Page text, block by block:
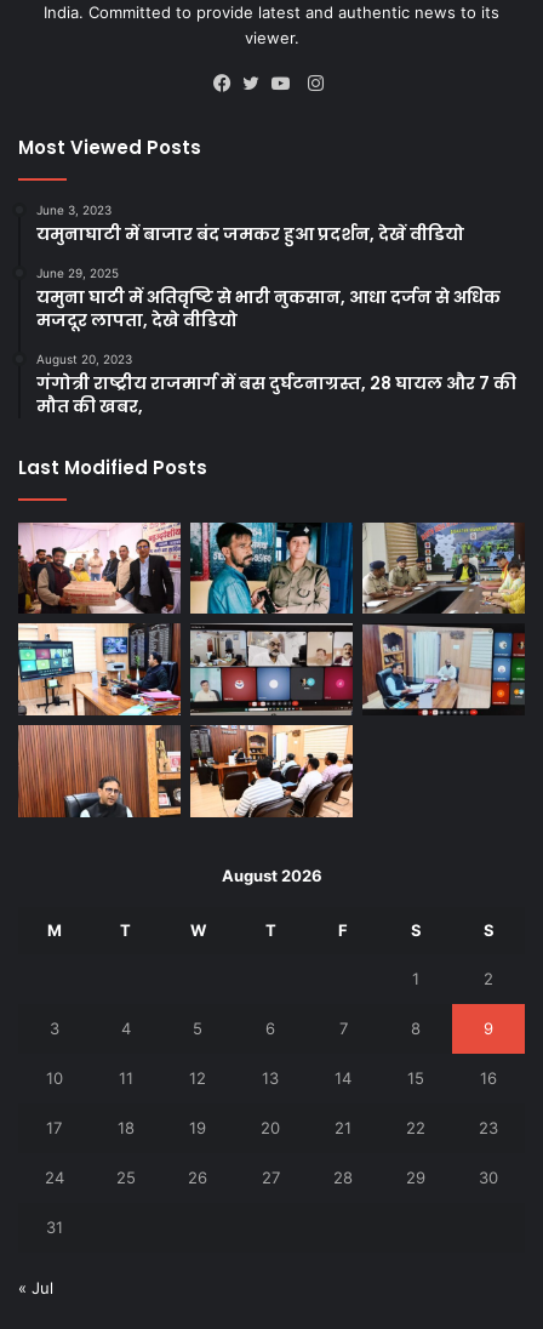
India. Committed to provide latest and authentic news to its
viewer.
Instagram
Most Viewed Posts
June 3, 2023
यमुनाघाटी में बाजार बंद जमकर हुआ प्रदर्शन, देखें वीडियो
June 29, 2025
यमुना घाटी में अतिवृष्टि से भारी नुकसान, आधा दर्जन से अधिक
मजदूर लापता, देखे वीडियो
August 20, 2023
गंगोत्री राष्ट्रीय राजमार्ग में बस दुर्घटनाग्रस्त, 28 घायल और 7 की
मौत की खबर,
Last Modified Posts
August 2026
M T W T F S S
1 2
3 4 5 6 7 8 9
10 11 12 13 14 15 16
17 18 19 20 21 22 23
24 25 26 27 28 29 30
31
« Jul